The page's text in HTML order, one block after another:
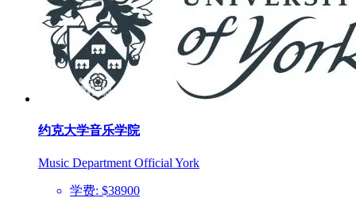
约克大学音乐学院
Music Department Official York
学费: $38900